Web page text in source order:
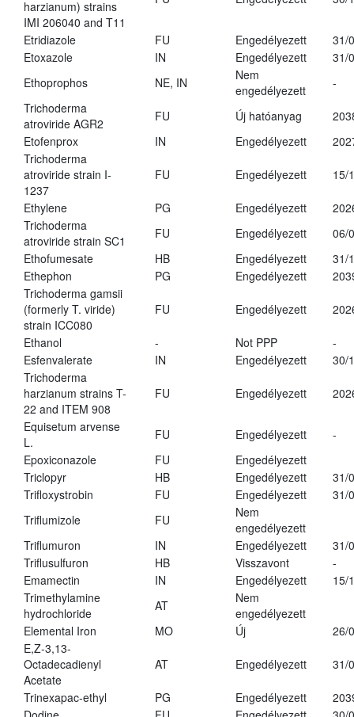
harzianum) strains
IMI 206040 and T11
Etridiazole FU Engedélyezett
31/
Etoxazole
IN Engedélyezett
31/
Ethoprophos
NE, IN
Nem
engedélyezett
-
Trichoderma
atroviride AGR2
FU Új hatóanyag
Etofenprox
IN Engedélyezett
Trichoderma
atroviride strain I-
1237
FU Engedélyezett 15/
Ethylene PG Engedélyezett
Trichoderma
atroviride strain SC1
FU Engedélyezett
06/
Ethofumesate
HB Engedélyezett
31/
Ethephon
PG Engedélyezett
Trichoderma gamsii
(formerly T. viride)
strain ICC080
FU Engedélyezett
Ethanol - Not PPP
-
Esfenvalerate
IN Engedélyezett
30/
Trichoderma
harzianum strains T-
22 and ITEM 908
FU Engedélyezett
Equisetum arvense
L.
FU Engedélyezett
-
Epoxiconazole
FU
Engedélyezett
Triclopyr
HB Engedélyezett
31/
Trifloxystrobin
FU Engedélyezett
31/
Triflumizole
FU
Nem
engedélyezett
Triflumuron
IN Engedélyezett
31/
Triflusulfuron
HB Visszavont
-
Emamectin
IN Engedélyezett
15/
Trimethylamine
hydrochloride
AT
Nem
engedélyezett
Elemental Iron
MO Új
26/
E,Z-3,13-
Octadecadienyl
Acetate
AT Engedélyezett 31/
Trinexapac-ethyl PG Engedélyezett